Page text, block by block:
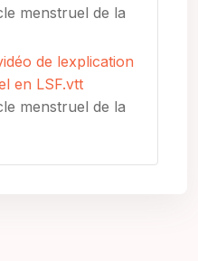
menstruel de la
de lexplication
en LSF.vtt
menstruel de la